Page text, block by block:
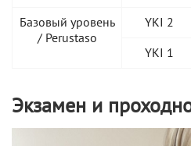
Базовый уровень
/ Perustaso
YKI 2
YKI 1
Экзамен и